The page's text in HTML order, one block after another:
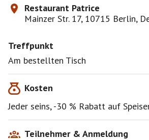
Restaurant Patrice
Mainzer Str. 17, 10715 Berlin,
Treffpunkt
Am bestellten Tisch
Kosten
Jeder seins, -30 % Rabatt auf
Teilnehmer & Anmeldung